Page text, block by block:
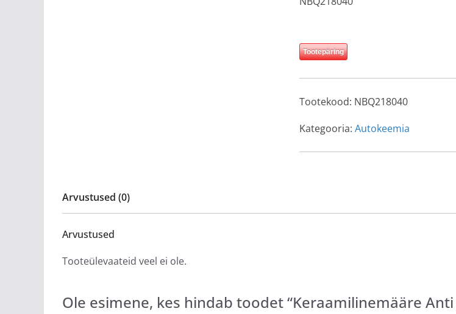
Tootepäring
Tootekood: NBQ218040
Kategooria: Autokeemia
Arvustused (0)
Arvustused
Tooteülevaateid veel ei ole.
Ole esimene, kes hindab toodet “Keraamilinemääre Anti